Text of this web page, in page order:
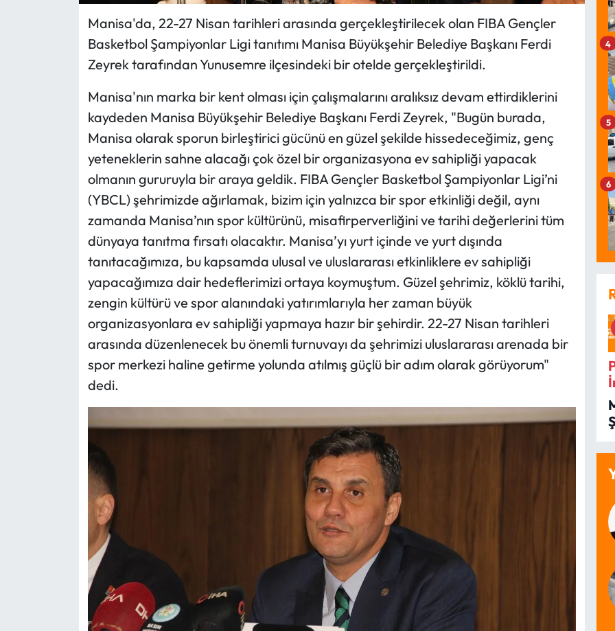
Manisa'da, 22-27 Nisan tarihleri arasında gerçekleştirilecek olan FIBA Gençler
Basketbol Şampiyonlar Ligi tanıtımı Manisa Büyükşehir Belediye Başkanı Ferdi
Zeyrek tarafından Yunusemre ilçesindeki bir otelde gerçekleştirildi.
Manisa'nın marka bir kent olması için çalışmalarını aralıksız devam ettirdiklerini
kaydeden Manisa Büyükşehir Belediye Başkanı Ferdi Zeyrek, "Bugün burada,
Manisa olarak sporun birleştirici gücünü en güzel şekilde hissedeceğimiz, genç
yeteneklerin sahne alacağı çok özel bir organizasyona ev sahipliği yapacak
olmanın gururuyla bir araya geldik. FIBA Gençler Basketbol Şampiyonlar Ligi’ni
(YBCL) şehrimizde ağırlamak, bizim için yalnızca bir spor etkinliği değil, aynı
zamanda Manisa’nın spor kültürünü, misafirperverliğini ve tarihi değerlerini tüm
dünyaya tanıtma fırsatı olacaktır. Manisa’yı yurt içinde ve yurt dışında
tanıtacağımıza, bu kapsamda ulusal ve uluslararası etkinliklere ev sahipliği
yapacağımıza dair hedeflerimizi ortaya koymuştum. Güzel şehrimiz, köklü tarihi,
zengin kültürü ve spor alanındaki yatırımlarıyla her zaman büyük
organizasyonlara ev sahipliği yapmaya hazır bir şehirdir. 22-27 Nisan tarihleri
arasında düzenlenecek bu önemli turnuvayı da şehrimizi uluslararası arenada bir
spor merkezi haline getirme yolunda atılmış güçlü bir adım olarak görüyorum"
dedi.
4
5
6